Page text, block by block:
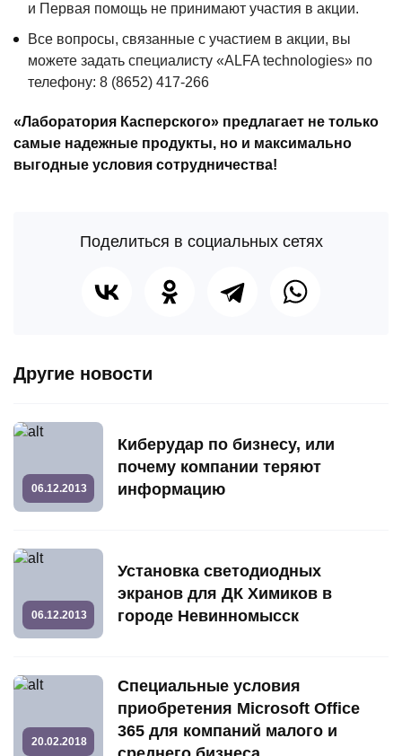
и Первая помощь не принимают участия в акции.
Все вопросы, связанные с участием в акции, вы
можете задать специалисту «ALFA technologies» по
телефону: 8 (8652) 417-266
«Лаборатория Касперского» предлагает не только
самые надежные продукты, но и максимально
выгодные условия сотрудничества!
Поделиться в социальных сетях
Другие новости
06.12.2013
Киберудар по бизнесу, или
почему компании теряют
информацию
06.12.2013
Установка светодиодных
экранов для ДК Химиков в
городе Невинномысск
20.02.2018
Специальные условия
приобретения Microsoft Office
365 для компаний малого и